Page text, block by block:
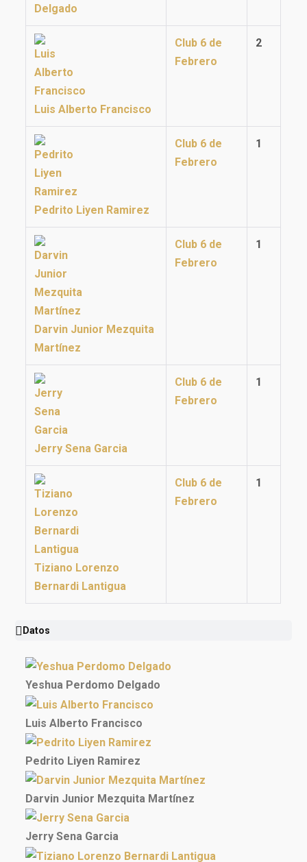
Delgado
Luis Alberto Francisco
Club 6 de
Febrero
2
Pedrito Liyen Ramirez
Club 6 de
Febrero
1
Darvin Junior Mezquita
Martínez
Club 6 de
Febrero
1
Jerry Sena Garcia
Club 6 de
Febrero
1
Tiziano Lorenzo
Bernardi Lantigua
Club 6 de
Febrero
1
Datos
Yeshua Perdomo Delgado
Luis Alberto Francisco
Pedrito Liyen Ramirez
Darvin Junior Mezquita Martínez
Jerry Sena Garcia